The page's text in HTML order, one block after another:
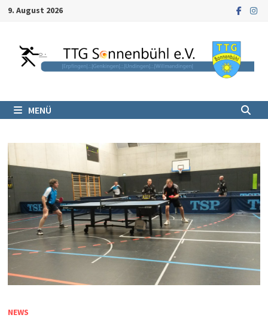
Zum9. August 2026
MENÜ
NEWS